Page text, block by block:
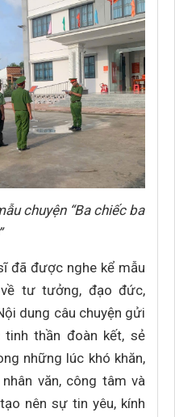
chuyện “Ba chiếc ba
đã được nghe kể mẫu
tư tưởng, đạo đức,
dung câu chuyện gửi
thần đoàn kết, sẻ
những lúc khó khăn,
văn, công tâm và
nên sự tin yêu, kính